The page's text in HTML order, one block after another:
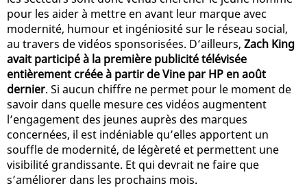
pour les aider à mettre en avant leur marque avec
modernité, humour et ingéniosité sur le réseau social,
au travers de vidéos sponsorisées. D’ailleurs, Zach King
avait participé à la première publicité télévisée
entièrement créée à partir de Vine par HP en août
dernier. Si aucun chiffre ne permet pour le moment de
savoir dans quelle mesure ces vidéos augmentent
l’engagement des jeunes auprès des marques
concernées, il est indéniable qu’elles apportent un
souffle de modernité, de légèreté et permettent une
visibilité grandissante. Et qui devrait ne faire que
s’améliorer dans les prochains mois.